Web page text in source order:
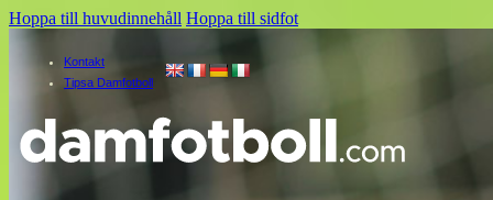
Hoppa till huvudinnehåll Hoppa till sidfot
Kontakt
Tipsa Damfotboll